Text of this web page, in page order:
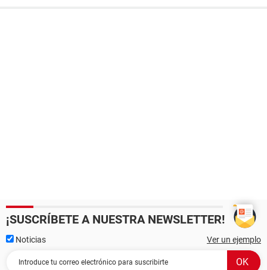
¡SUSCRÍBETE A NUESTRA NEWSLETTER!
Noticias Ver un ejemplo